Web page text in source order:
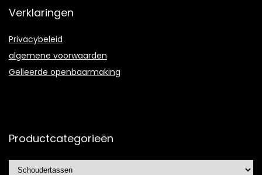
Verklaringen
Privacybeleid
algemene voorwaarden
Gelieerde openbaarmaking
Productcategorieën